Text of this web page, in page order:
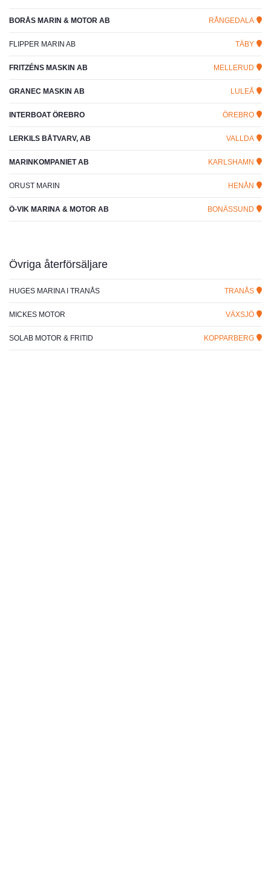
BORÅS MARIN & MOTOR AB RÅNGEDALA
FLIPPER MARIN AB TÄBY
FRITZÉNS MASKIN AB MELLERUD
GRANEC MASKIN AB LULEÅ
INTERBOAT ÖREBRO ÖREBRO
LERKILS BÅTVARV, AB VALLDA
MARINKOMPANIET AB KARLSHAMN
ORUST MARIN HENÅN
Ö-VIK MARINA & MOTOR AB BONÄSSUND
Övriga återförsäljare
HUGES MARINA I TRANÅS TRANÅS
MICKES MOTOR VÄXSJÖ
SOLAB MOTOR & FRITID KOPPARBERG